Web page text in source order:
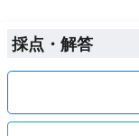
採点・解答